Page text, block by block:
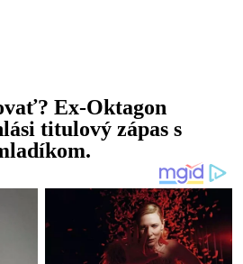
Ex-Oktagon
titulový zápas s